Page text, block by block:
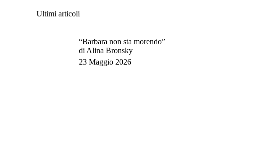
Ultimi articoli
“Barbara non sta morendo”
di Alina Bronsky
23 Maggio 2026